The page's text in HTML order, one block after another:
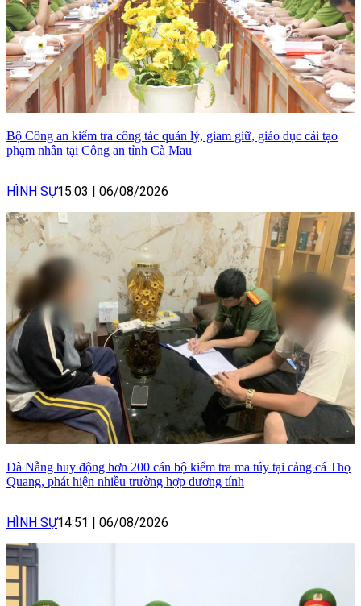
Bộ Công an kiểm tra công tác quản lý, giam giữ, giáo dục cải tạo
phạm nhân tại Công an tỉnh Cà Mau
HÌNH SỰ15:03 | 06/08/2026
Đà Nẵng huy động hơn 200 cán bộ kiểm tra ma túy tại cảng cá Thọ
Quang, phát hiện nhiều trường hợp dương tính
HÌNH SỰ14:51 | 06/08/2026